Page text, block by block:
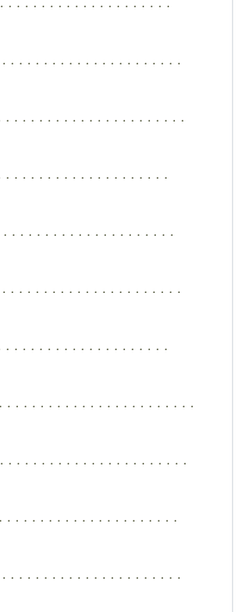
. . . . . . . . . . . . . . . . . . . .
. . . . . . . . . . . . . . . . . . . . .
. . . . . . . . . . . . . . . . . . .
. . . . . . . . . . . . . . . . . . . .
. . . . . . . . . . . . . . . . . . . .
. . . . . . . . . . . . . . . . . . .
. . . . . . . . . . . . . . . . . . . . . .
. . . . . . . . . . . . . . . . . . . . .
. . . . . . . . . . . . . . . . . . . .
. . . . . . . . . . . . . . . . . . . .